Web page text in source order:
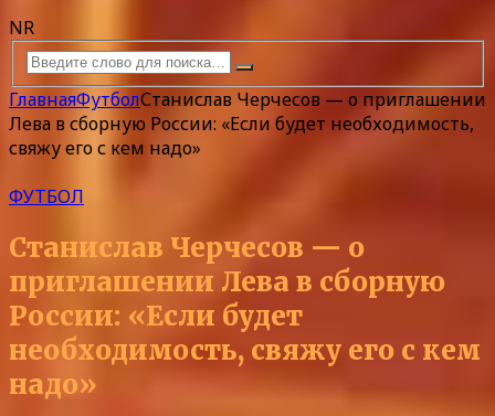
NR
ГлавнаяФутболСтанислав Черчесов — о приглашении
Лева в сборную России: «Если будет необходимость,
свяжу его с кем надо»
ФУТБОЛ
Станислав Черчесов — о
приглашении Лева в сборную
России: «Если будет
необходимость, свяжу его с кем
надо»